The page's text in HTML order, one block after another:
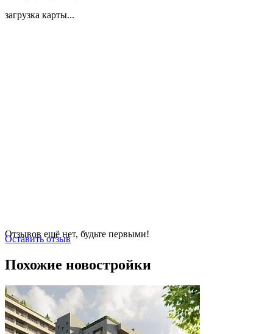
загрузка карты...
Отзывов ещё нет, будьте первыми!
Оставить отзыв
Похожие новостройки